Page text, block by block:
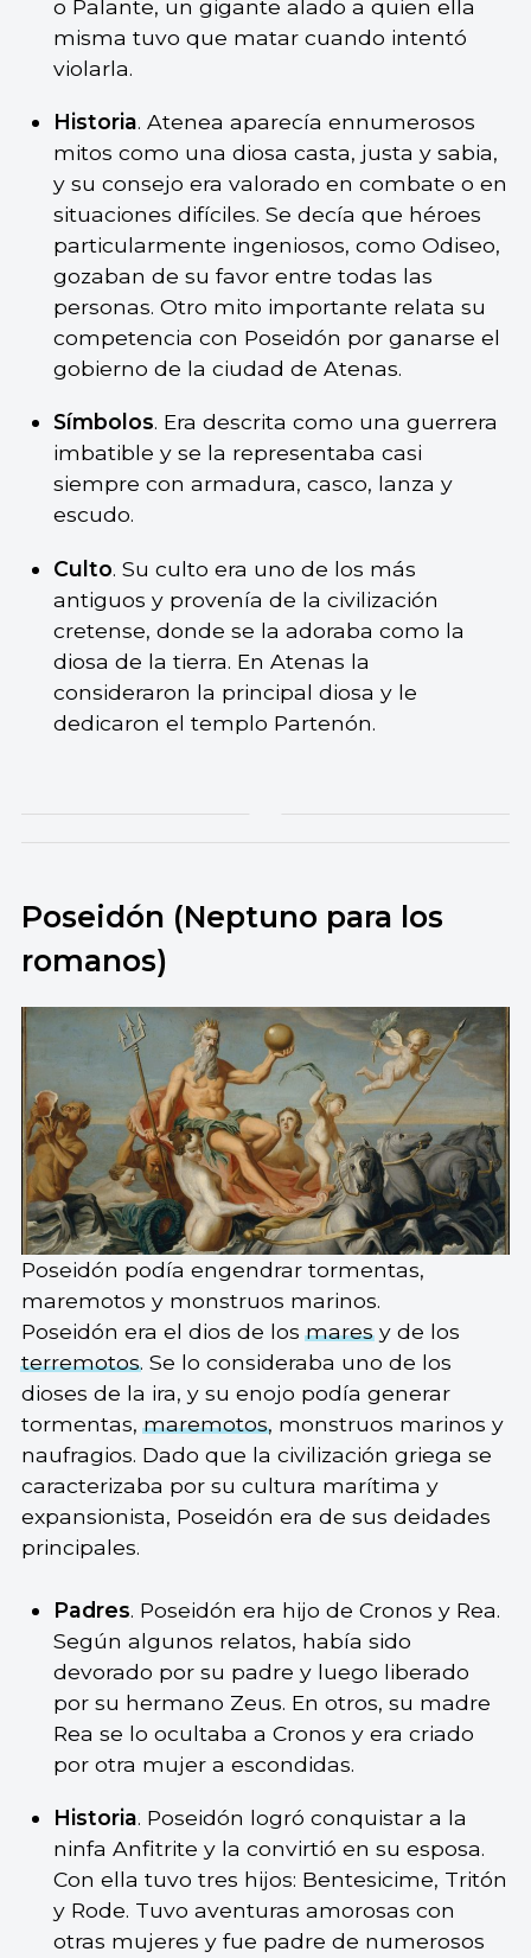
o Palante, un gigante alado a quien ella
misma tuvo que matar cuando intentó
violarla.
Historia. Atenea aparecía ennumerosos
mitos como una diosa casta, justa y sabia,
y su consejo era valorado en combate o en
situaciones difíciles. Se decía que héroes
particularmente ingeniosos, como Odiseo,
gozaban de su favor entre todas las
personas. Otro mito importante relata su
competencia con Poseidón por ganarse el
gobierno de la ciudad de Atenas.
Símbolos. Era descrita como una guerrera
imbatible y se la representaba casi
siempre con armadura, casco, lanza y
escudo.
Culto. Su culto era uno de los más
antiguos y provenía de la civilización
cretense, donde se la adoraba como la
diosa de la tierra. En Atenas la
consideraron la principal diosa y le
dedicaron el templo Partenón.
Poseidón (Neptuno para los
romanos)
Poseidón podía engendrar tormentas,
maremotos y monstruos marinos.
Poseidón era el dios de losmaresy de los
terremotos. Se lo consideraba uno de los
dioses de la ira, y su enojo podía generar
tormentas,maremotos, monstruos marinos y
naufragios. Dado que la civilización griega se
caracterizaba por su cultura marítima y
expansionista, Poseidón era de sus deidades
principales.
Padres. Poseidón era hijo de Cronos y Rea.
Según algunos relatos, había sido
devorado por su padre y luego liberado
por su hermano Zeus. En otros, su madre
Rea se lo ocultaba a Cronos y era criado
por otra mujer a escondidas.
Historia. Poseidón logró conquistar a la
ninfa Anfitrite y la convirtió en su esposa.
Con ella tuvo tres hijos: Bentesicime, Tritón
y Rode. Tuvo aventuras amorosas con
otras mujeres y fue padre de numerosos